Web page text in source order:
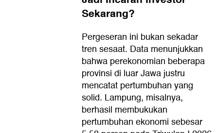
Sekarang?
Pergeseran ini bukan sekadar
tren sesaat. Data menunjukkan
bahwa perekonomian beberapa
provinsi di luar Jawa justru
mencatat pertumbuhan yang
solid. Lampung, misalnya,
berhasil membukukan
pertumbuhan ekonomi sebesar